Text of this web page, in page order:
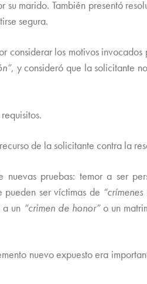
marido. También presentó
segura.
los motivos
, y consideró que la solicitante
de la solicitante contra la
pruebas: temor a ser
ser víctimas de
un “crimen de honor”o un
nuevo expuesto era